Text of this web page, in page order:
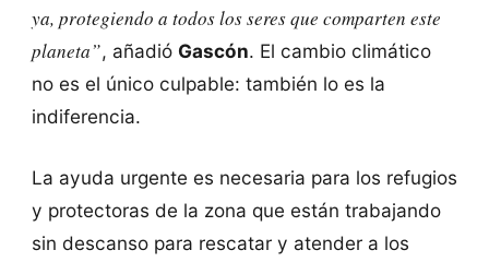
ya, protegiendo a todos los seres que comparten este
planeta”, añadió Gascón. El cambio climático
no es el único culpable: también lo es la
indiferencia.
La ayuda urgente es necesaria para los refugios
y protectoras de la zona que están trabajando
sin descanso para rescatar y atender a los